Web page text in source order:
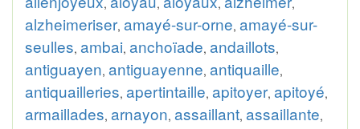
, , , ,
alzheimeriser, amayé-sur-orne, amayé-sur-
seulles, ambai, anchoïade, andaillots,
antiguayen, antiguayenne, antiquaille,
antiquailleries, apertintaille, apitoyer, apitoyé,
armaillades, arnayon, assaillant, assaillante,